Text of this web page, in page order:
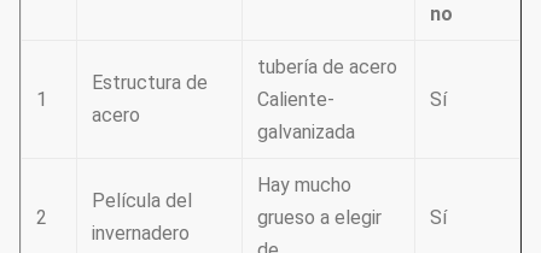
no
1
Estructura de
acero
tubería de acero
Caliente-
galvanizada
Sí
2
Película del
invernadero
Hay mucho
grueso a elegir
Sí